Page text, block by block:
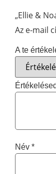
„Ellie &
Az e-mail
A te
Értékelésed
Név *